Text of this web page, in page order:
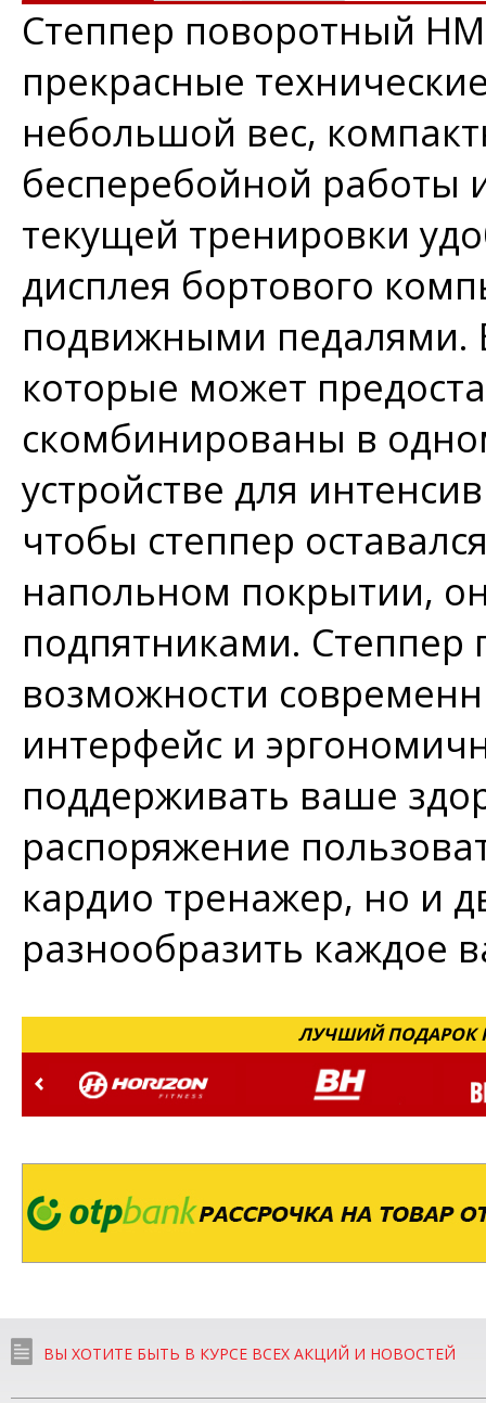
Степпер поворотный
прекрасные
небольшой вес,
бесперебойной работы
текущей тренировки
дисплея бортового
подвижными педалями.
которые может
скомбинированы в
устройстве для
чтобы степпер
напольном покрытии,
подпятниками.
возможности
интерфейс и
поддерживать ваше
распоряжение
кардио тренажер, но и
разнообразить каждое
ЛУЧШИЙ ПОДАРОК
ВЫ ХОТИТЕ БЫТЬ В КУРСЕ ВСЕХ АКЦИЙ И НОВОСТЕЙ